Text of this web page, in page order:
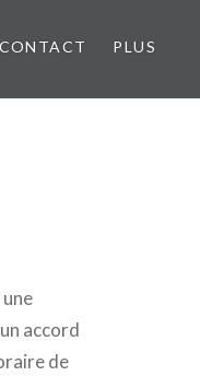
CONTACT PLUS
accord
de